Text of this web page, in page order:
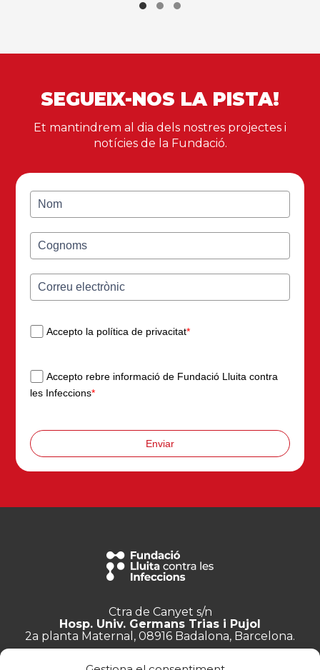
SEGUEIX-NOS LA PISTA!
Et mantindrem al dia dels nostres projectes i
notícies de la Fundació.
Accepto la política de privacitat*
Accepto rebre informació de Fundació Lluita contra
les Infeccions*
Enviar
Ctra de Canyet s/n
Hosp. Univ. Germans Trias i Pujol
2a planta Maternal, 08916 Badalona, Barcelona.